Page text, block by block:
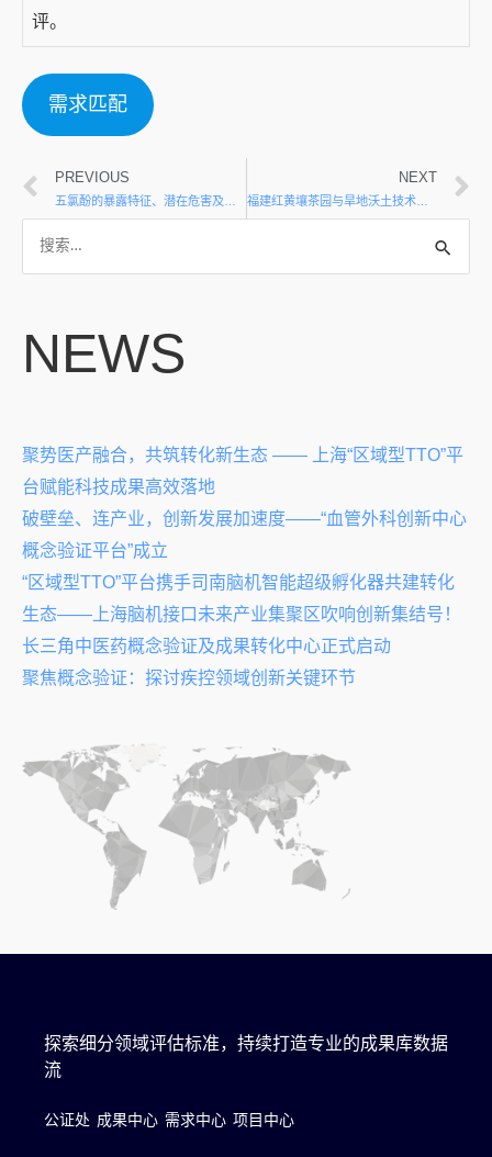
评。
需求匹配
PREVIOUS NEXT
福建红黄壤茶园与旱地沃土技术模式研究与示范
NEWS
聚势医产融合，共筑转化新生态 —— 上海“区域型TTO”平
台赋能科技成果高效落地
破壁垒、连产业，创新发展加速度——“血管外科创新中心
概念验证平台”成立
“区域型TTO”平台携手司南脑机智能超级孵化器共建转化
生态——上海脑机接口未来产业集聚区吹响创新集结号！
长三角中医药概念验证及成果转化中心正式启动
聚焦概念验证：探讨疾控领域创新关键环节
探索细分领域评估标准，持续打造专业的成果库数据
流
公证处 成果中心 需求中心 项目中心